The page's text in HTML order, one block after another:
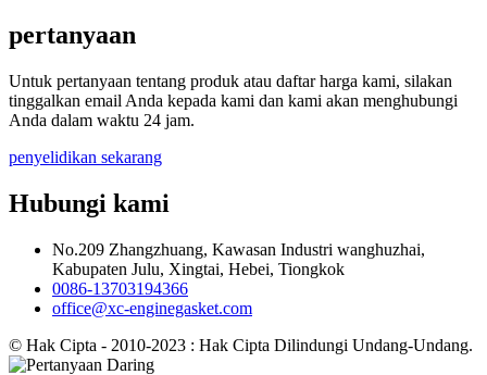
pertanyaan
Untuk pertanyaan tentang produk atau daftar harga kami, silakan
tinggalkan email Anda kepada kami dan kami akan menghubungi
Anda dalam waktu 24 jam.
penyelidikan sekarang
Hubungi kami
No.209 Zhangzhuang, Kawasan Industri wanghuzhai,
Kabupaten Julu, Xingtai, Hebei, Tiongkok
0086-13703194366
office@xc-enginegasket.com
© Hak Cipta - 2010-2023 : Hak Cipta Dilindungi Undang-Undang.